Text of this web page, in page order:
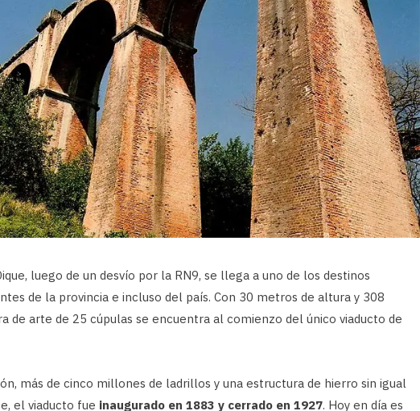
luego de un desvío por la RN9, se llega a uno de los destinos
de la provincia e incluso del país. Con 30 metros de altura y 308
de arte de 25 cúpulas se encuentra al comienzo del único viaducto de
más de cinco millones de ladrillos y una estructura de hierro sin igual
el viaducto fue inaugurado en 1883 y cerrado en 1927. Hoy en día es